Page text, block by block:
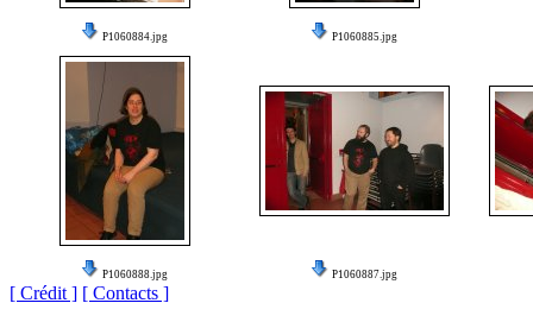
P1060884.jpg P1060885.jpg
P1060888.jpg P1060887.jpg
[ Crédit ] [ Contacts ]